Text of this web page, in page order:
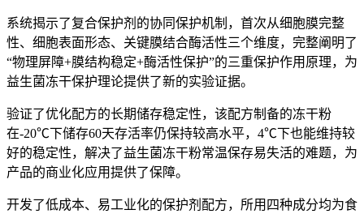
系统揭示了复合保护剂的协同保护机制，首次从细胞膜完整
性、细胞表面形态、关键膜结合酶活性三个维度，完整阐明了
“物理屏障+膜结构稳定+酶活性保护”的三重保护作用原理，为
益生菌冻干保护理论提供了新的实验证据。
验证了优化配方的长期储存稳定性，该配方制备的冻干粉
在-20℃下储存60天存活率仍保持较高水平，4℃下也能维持较
好的稳定性，解决了益生菌冻干粉常温保存易失活的难题，为
产品的商业化应用提供了保障。
开发了低成本、易工业化的保护剂配方，所用四种成分均为食